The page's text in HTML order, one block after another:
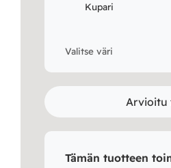
Kupari
Valitse väri
Arvioitu
Tämän tuotteen